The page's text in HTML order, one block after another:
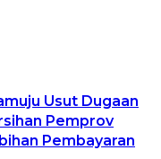
Usut Dugaan
Pemprov
Pembayaran